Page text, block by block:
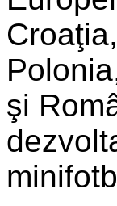
şi